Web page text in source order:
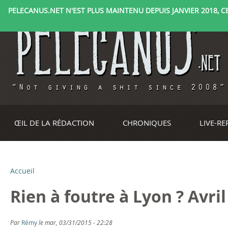
PELECANUS.NET N'EST PLUS MAINTENU DEPUIS JANVIER 2018,
ŒIL DE LA RÉDACTION CHRONIQUES LIVE-
V
o
u
Accueil
Rien à foutre à Lyon ? Avril
Par Rémyle mar, 03/31/2015 - 22:28